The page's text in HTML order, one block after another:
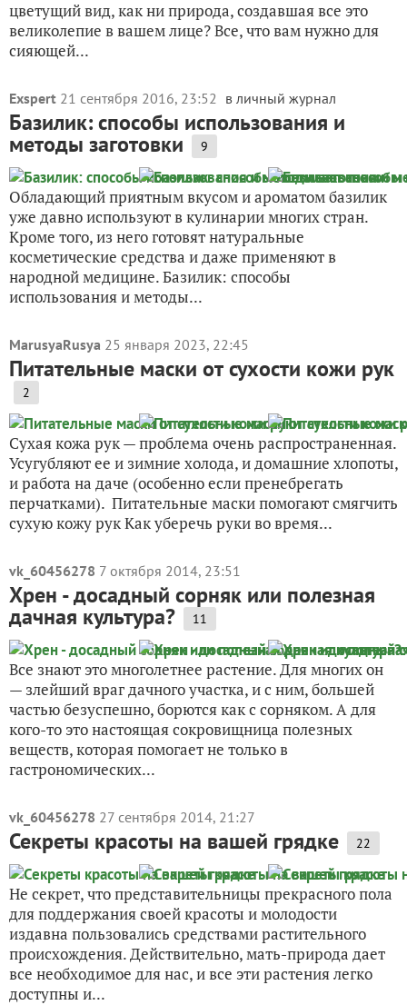
цветущий вид, как ни природа, создавшая все это
великолепие в вашем лице? Все, что вам нужно для
сияющей...
Exspert 21 сентября 2016, 23:52 в личный журнал
Базилик: способы использования и
методы заготовки 9
Обладающий приятным вкусом и ароматом базилик
уже давно используют в кулинарии многих стран.
Кроме того, из него готовят натуральные
косметические средства и даже применяют в
народной медицине. Базилик: способы
использования и методы...
MarusyaRusya 25 января 2023, 22:45
Питательные маски от сухости кожи рук
2
Сухая кожа рук — проблема очень распространенная.
Усугубляют ее и зимние холода, и домашние хлопоты,
и работа на даче (особенно если пренебрегать
перчатками). Питательные маски помогают смягчить
сухую кожу рук Как уберечь руки во время...
vk_60456278 7 октября 2014, 23:51
Хрен - досадный сорняк или полезная
дачная культура? 11
Все знают это многолетнее растение. Для многих он
— злейший враг дачного участка, и с ним, большей
частью безуспешно, борются как с сорняком. А для
кого-то это настоящая сокровищница полезных
веществ, которая помогает не только в
гастрономических...
vk_60456278 27 сентября 2014, 21:27
Секреты красоты на вашей грядке 22
Не секрет, что представительницы прекрасного пола
для поддержания своей красоты и молодости
издавна пользовались средствами растительного
происхождения. Действительно, мать-природа дает
все необходимое для нас, и все эти растения легко
доступны и...